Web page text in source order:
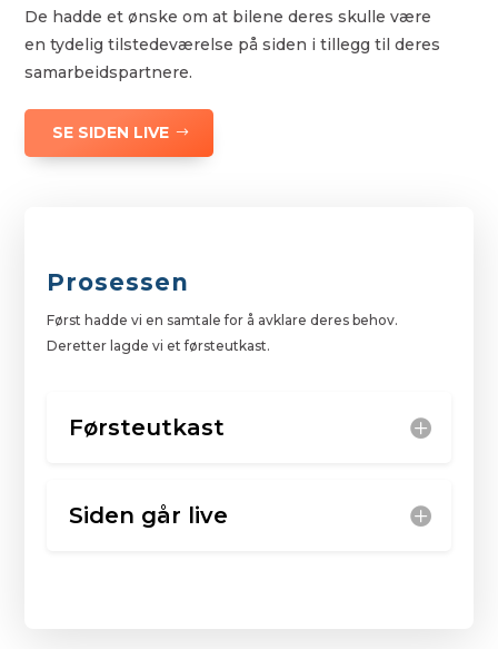
De hadde et ønske om at bilene deres skulle være
en tydelig tilstedeværelse på siden i tillegg til deres
samarbeidspartnere.
SE SIDEN LIVE
Prosessen
Først hadde vi en samtale for å avklare deres behov.
Deretter lagde vi et førsteutkast.
Førsteutkast
Siden går live